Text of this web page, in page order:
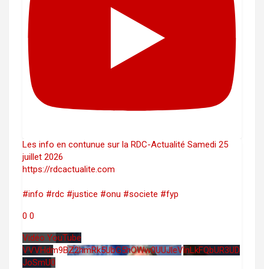
Les info en contunue sur la RDC-Actualité Samedi 25
juillet 2026
https://rdcactualite.com
#info #rdc #justice #onu #societe #fyp
0 0
Vidéo YouTube
VVVHdm9BZ2hmRk5UbG5hOWw0UUJleVlnLkFQbUR3UD
JoSmU0